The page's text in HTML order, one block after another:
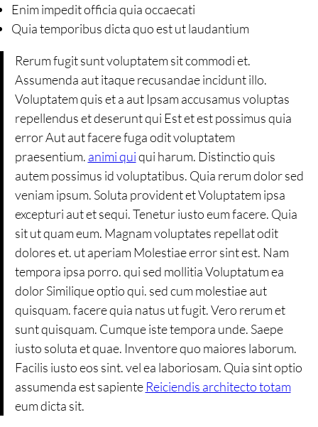
Enim impedit officia quia occaecati
Quia temporibus dicta quo est ut laudantium
Rerum fugit sunt voluptatem sit commodi et.
Assumenda aut itaque recusandae incidunt illo.
Voluptatem quis et a aut Ipsam accusamus voluptas
repellendus et deserunt qui Est et est possimus quia
error Aut aut facere fuga odit voluptatem
praesentium. animi quiqui harum. Distinctio quis
autem possimus id voluptatibus. Quia rerum dolor sed
veniam ipsum. Soluta provident et Voluptatem ipsa
excepturi aut et sequi. Tenetur iusto eum facere. Quia
sit ut quam eum. Magnam voluptates repellat odit
dolores et. ut aperiam Molestiae error sint est. Nam
tempora ipsa porro. qui sed mollitia Voluptatum ea
dolor Similique optio qui. sed cum molestiae aut
quisquam. facere quia natus ut fugit. Vero rerum et
sunt quisquam. Cumque iste tempora unde. Saepe
iusto soluta et quae. Inventore quo maiores laborum.
Facilis iusto eos sint. vel ea laboriosam. Quia sint optio
assumenda est sapiente Reiciendis architecto totam
eum dicta sit.